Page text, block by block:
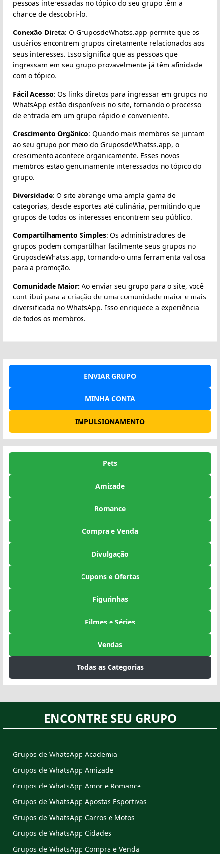
pessoas interessadas no tópico do seu grupo têm a
chance de descobri-lo.
Conexão Direta: O GruposdeWhatss.app permite que os
usuários encontrem grupos diretamente relacionados aos
seus interesses. Isso significa que as pessoas que
ingressam em seu grupo provavelmente já têm afinidade
com o tópico.
Fácil Acesso: Os links diretos para ingressar em grupos no
WhatsApp estão disponíveis no site, tornando o processo
de entrada em um grupo rápido e conveniente.
Crescimento Orgânico: Quando mais membros se juntam
ao seu grupo por meio do GruposdeWhatss.app, o
crescimento acontece organicamente. Esses novos
membros estão genuinamente interessados no tópico do
grupo.
Diversidade: O site abrange uma ampla gama de
categorias, desde esportes até culinária, permitindo que
grupos de todos os interesses encontrem seu público.
Compartilhamento Simples: Os administradores de
grupos podem compartilhar facilmente seus grupos no
GruposdeWhatss.app, tornando-o uma ferramenta valiosa
para a promoção.
Comunidade Maior: Ao enviar seu grupo para o site, você
contribui para a criação de uma comunidade maior e mais
diversificada no WhatsApp. Isso enriquece a experiência
de todos os membros.
ENVIAR GRUPO
MINHA CONTA
IMPULSIONAMENTO
Pets
Amizade
Romance
Compra e Venda
Divulgação
Cupons e Ofertas
Figurinhas
Filmes e Séries
Vendas
Todas as Categorias
ENCONTRE SEU GRUPO
Grupos de WhatsApp Academia
Grupos de WhatsApp Amizade
Grupos de WhatsApp Amor e Romance
Grupos de WhatsApp Apostas Esportivas
Grupos de WhatsApp Carros e Motos
Grupos de WhatsApp Cidades
Grupos de WhatsApp Compra e Venda